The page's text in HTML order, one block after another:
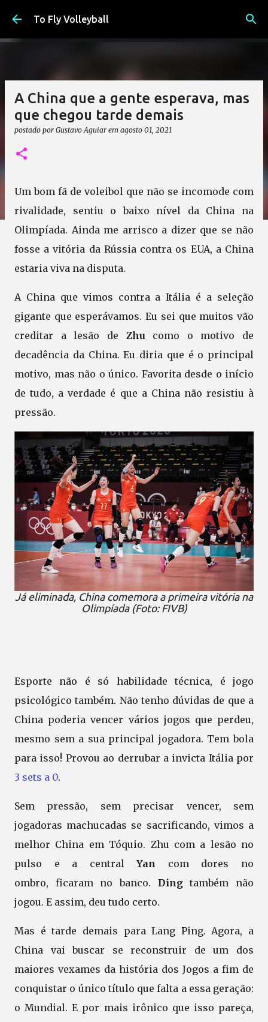
Pular para o conteúdo principal
To Fly Volleyball
A China que a gente esperava, mas
que chegou tarde demais
postado por Gustavo Aguiar em agosto 01, 2021
Um bom fã de voleibol que não se incomode com
rivalidade, sentiu o baixo nível da China na
Olimpíada. Ainda me arrisco a dizer que se não
fosse a vitória da Rússia contra os EUA, a China
estaria viva na disputa.
A China que vimos contra a Itália é a seleção
gigante que esperávamos. Eu sei que muitos vão
creditar a lesão de Zhucomo o motivo de
decadência da China. Eu diria que é o principal
motivo, mas não o único. Favorita desde o início
de tudo, a verdade é que a China não resistiu à
pressão.
Já eliminada, China comemora a primeira vitória na
Olimpíada (Foto: FIVB)
Esporte não é só habilidade técnica, é jogo
psicológico também. Não tenho dúvidas de que a
China poderia vencer vários jogos que perdeu,
mesmo sem a sua principal jogadora. Tem bola
para isso! Provou ao derrubar a invicta Itália por
3 sets a 0.
Sem pressão, sem precisar vencer, sem
jogadoras machucadas se sacrificando, vimos a
melhor China em Tóquio. Zhu com a lesão no
pulso e a centralYan com dores no
ombro,
ficaram no banco. Dingtambém não
jogou. E assim, deu tudo certo.
Mas é tarde demais para Lang Ping. Agora, a
China vai buscar se reconstruir de um dos
maiores vexames da história dos Jogos a fim de
conquistar o único título que falta a essa geração:
o Mundial. E por mais irônico que isso pareça,